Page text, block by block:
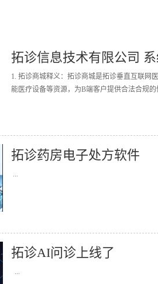
拓诊信息技术有限公司
1. 拓诊商城释义：拓诊商城是拓诊垂直互联网
能医疗设备等资源，为B端客户提供合法合规
拓诊药房电子处方软件
...
拓诊AI问诊上线了
...